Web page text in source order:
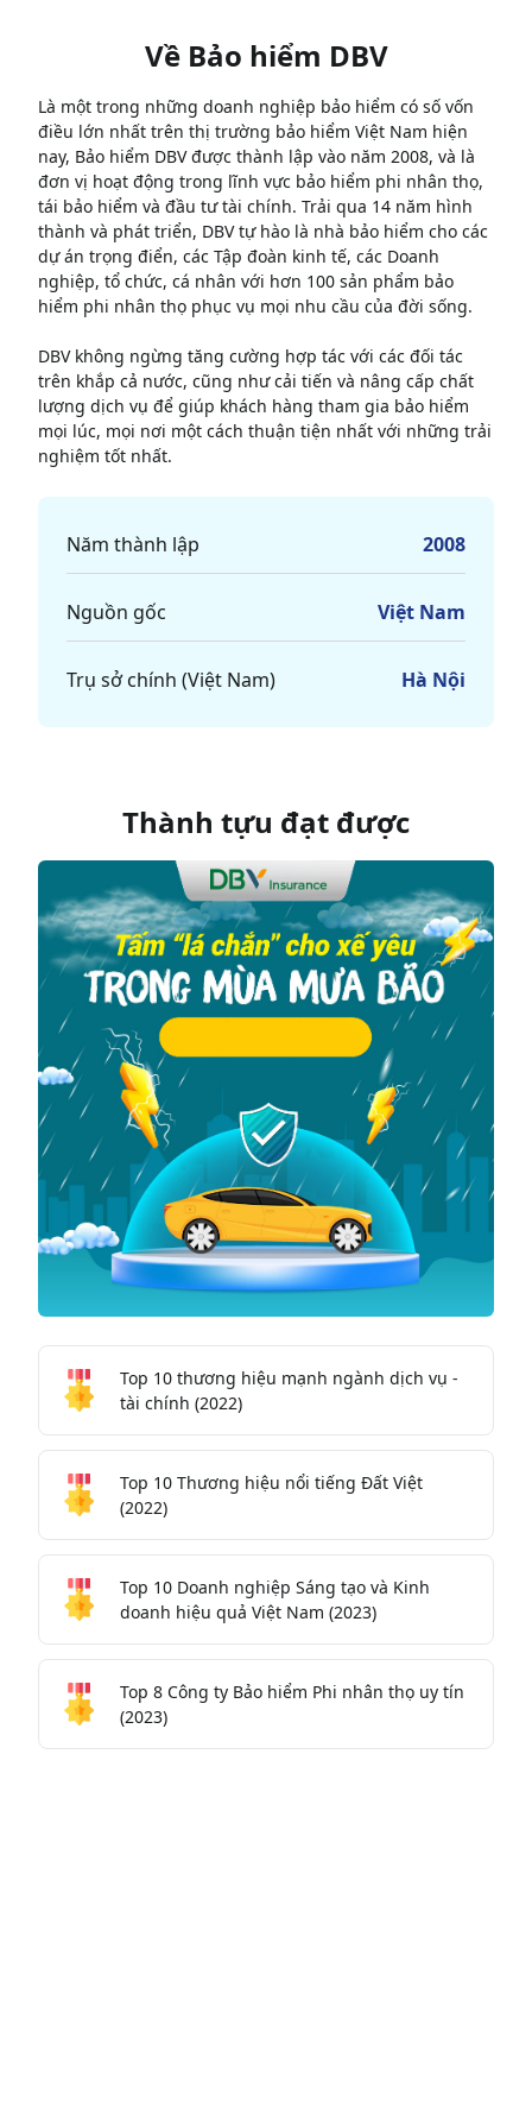
Về Bảo hiểm DBV
Là một trong những doanh nghiệp bảo hiểm có số vốn
điều lớn nhất trên thị trường bảo hiểm Việt Nam hiện
nay, Bảo hiểm DBV được thành lập vào năm 2008, và là
đơn vị hoạt động trong lĩnh vực bảo hiểm phi nhân thọ,
tái bảo hiểm và đầu tư tài chính. Trải qua 14 năm hình
thành và phát triển, DBV tự hào là nhà bảo hiểm cho các
dự án trọng điển, các Tập đoàn kinh tế, các Doanh
nghiệp, tổ chức, cá nhân với hơn 100 sản phẩm bảo
hiểm phi nhân thọ phục vụ mọi nhu cầu của đời sống.
DBV không ngừng tăng cường hợp tác với các đối tác
trên khắp cả nước, cũng như cải tiến và nâng cấp chất
lượng dịch vụ để giúp khách hàng tham gia bảo hiểm
mọi lúc, mọi nơi một cách thuận tiện nhất với những trải
nghiệm tốt nhất.
Năm thành lập 2008
Nguồn gốc Việt Nam
Trụ sở chính (Việt Nam) Hà Nội
Thành tựu đạt được
Top 10 thương hiệu mạnh ngành dịch vụ -
tài chính (2022)
Top 10 Thương hiệu nổi tiếng Đất Việt
(2022)
Top 10 Doanh nghiệp Sáng tạo và Kinh
doanh hiệu quả Việt Nam (2023)
Top 8 Công ty Bảo hiểm Phi nhân thọ uy tín
(2023)